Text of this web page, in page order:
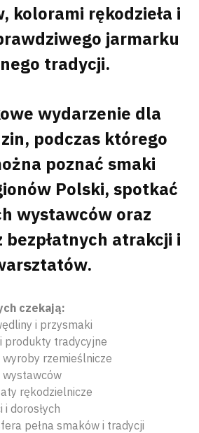
kolorami rękodzieła i
jarmarku
tradycji.
wydarzenie dla
podczas którego
poznać smaki
Polski, spotkać
wystawców oraz
bezpłatnych atrakcji i
czekają:
i przysmaki
produkty tradycyjne
rzemieślnicze
rękodzielnicze
dorosłych
pełna smaków i tradycji